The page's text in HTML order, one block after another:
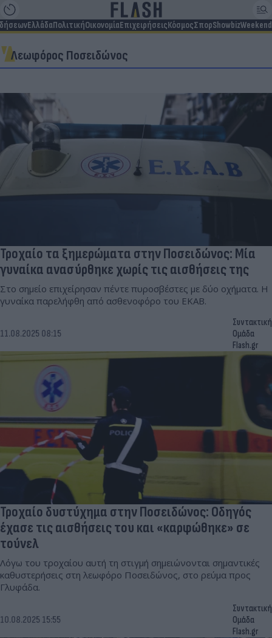
ΕλλάδαΠολιτικήΟικονομίαΕπιχειρήσειςΚόσμοςΣπορShowbizWeekend
Λεωφόρος Ποσειδώνος
Τροχαίο τα ξημερώματα στην Ποσειδώνος: Μία
γυναίκα ανασύρθηκε χωρίς τις αισθήσεις της
Στο σημείο επιχείρησαν πέντε πυροσβέστες με δύο οχήματα. Η
γυναίκα παρελήφθη από ασθενοφόρο του ΕΚΑΒ.
11.08.2025 08:15
Συντακτική
Ομάδα
Flash.gr
Τροχαίο δυστύχημα στην Ποσειδώνος: Oδηγός
έχασε τις αισθήσεις του και «καρφώθηκε» σε
τούνελ
Λόγω του τροχαίου αυτή τη στιγμή σημειώνονται σημαντικές
καθυστερήσεις στη λεωφόρο Ποσειδώνος, στο ρεύμα προς
Γλυφάδα.
10.08.2025 15:55
Συντακτική
Ομάδα
Flash.gr